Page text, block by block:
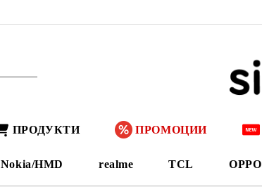
ПРОДУКТИ ПРОМОЦИИ
Nokia/HMD realme TCL OPPO